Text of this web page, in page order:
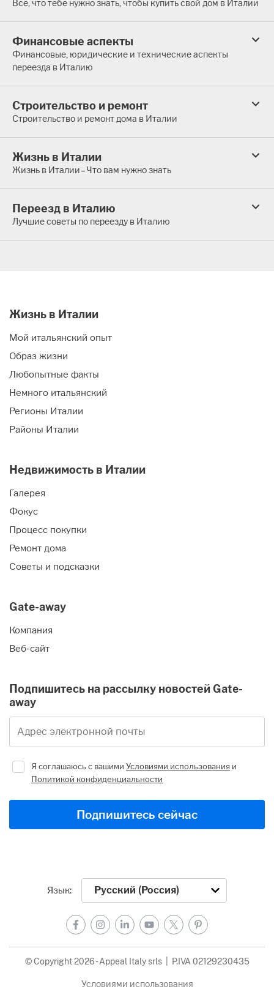
Все, что тебе нужно знать, чтобы купить свой дом в Италии
Финансовые аспекты
Финансовые, юридические и технические аспекты
переезда в Италию
Строительство и ремонт
Строительство и ремонт дома в Италии
Жизнь в Италии
Жизнь в Италии – Что вам нужно знать
Переезд в Италию
Лучшие советы по переезду в Италию
Жизнь в Италии
Мой итальянский опыт
Образ жизни
Любопытные факты
Немного итальянский
Регионы Италии
Районы Италии
Недвижимость в Италии
Галерея
Фокус
Процесс покупки
Ремонт дома
Советы и подсказки
Gate-away
Компания
Веб-сайт
Подпишитесь на рассылку новостей Gate-
away
Адрес электронной почты
Я соглашаюсь с вашими Условиями использования и
Политикой конфиденциальности
Подпишитесь сейчас
Язык:
FacebookInstagram
LinkedInYouTube
X Pinterest
© Copyright 2026 - Appeal Italy srls | P.IVA 02129230435
Условиями использования